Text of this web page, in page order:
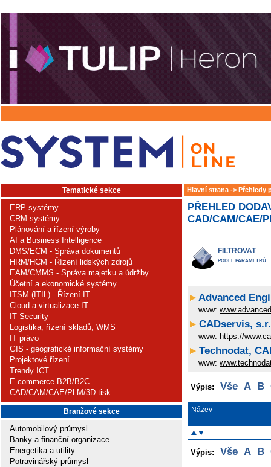
Tematické sekce
ERP systémy
CRM systémy
Plánování a řízení výroby
AI a Business Intelligence
DMS/ECM - Správa dokumentů
HRM/HCM - Řízení lidských zdrojů
EAM/CMMS - Správa majetku a údržby
Účetní a ekonomické systémy
ITSM (ITIL) - Řízení IT
Cloud a virtualizace IT
IT Security
Logistika, řízení skladů, WMS
IT právo
GIS - geografické informační systémy
Projektové řízení
Trendy ICT
E-commerce B2B/B2C
CAD/CAM/CAE/PLM/3D tisk
Branžové sekce
Automobilový průmysl
Banky a finanční organizace
Energetika a utility
Potravinářský průmysl
Hlavní strana -> Přehledy
PŘEHLED
CAD/CAM/CAE/
FILTROVAT
PODLE PARAMETRŮ
Advanced
www:
CADservis,
www: https://
Technodat,
www:
Výpis: Vše A B
Název
Výpis: Vše A B